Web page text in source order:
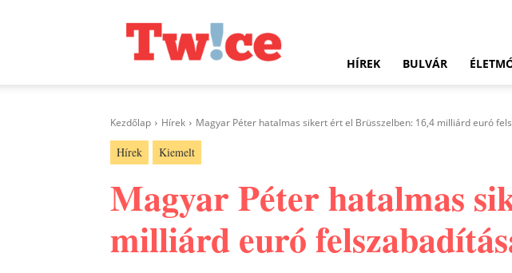
HÍREK BULVÁR
Kezdőlap Hírek Magyar Péter hatalmas sikert ért el Brüsszelben: 16,4 milliárd euró
Hírek Kiemelt
Magyar Péter hatalmas
milliárd euró